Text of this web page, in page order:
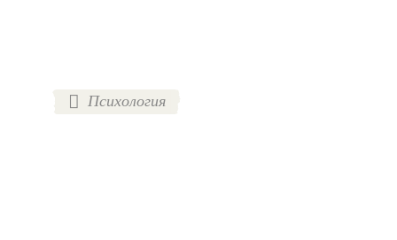
Психология